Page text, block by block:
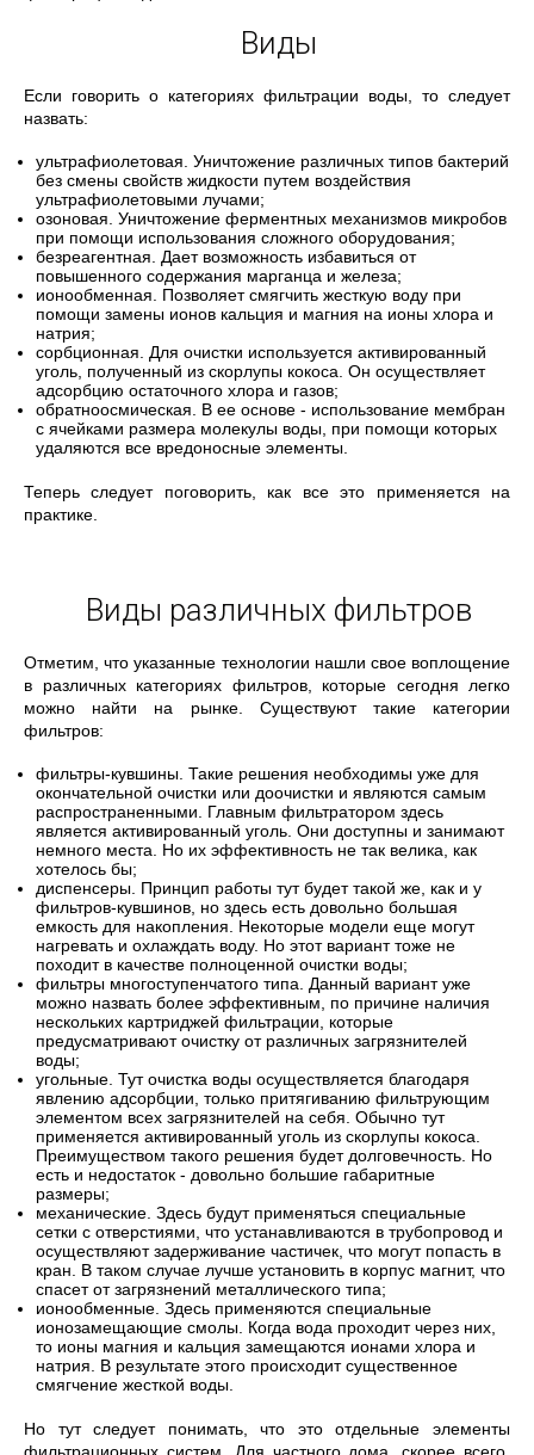
Виды
Если говорить о категориях фильтрации воды, то следует
назвать:
ультрафиолетовая. Уничтожение различных типов бактерий
без смены свойств жидкости путем воздействия
ультрафиолетовыми лучами;
озоновая. Уничтожение ферментных механизмов микробов
при помощи использования сложного оборудования;
безреагентная. Дает возможность избавиться от
повышенного содержания марганца и железа;
ионообменная. Позволяет смягчить жесткую воду при
помощи замены ионов кальция и магния на ионы хлора и
натрия;
сорбционная. Для очистки используется активированный
уголь, полученный из скорлупы кокоса. Он осуществляет
адсорбцию остаточного хлора и газов;
обратноосмическая. В ее основе - использование мембран
с ячейками размера молекулы воды, при помощи которых
удаляются все вредоносные элементы.
Теперь следует поговорить, как все это применяется на
практике.
Виды различных фильтров
Отметим, что указанные технологии нашли свое воплощение
в различных категориях фильтров, которые сегодня легко
можно найти на рынке. Существуют такие категории
фильтров:
фильтры-кувшины. Такие решения необходимы уже для
окончательной очистки или доочистки и являются самым
распространенными. Главным фильтратором здесь
является активированный уголь. Они доступны и занимают
немного места. Но их эффективность не так велика, как
хотелось бы;
диспенсеры. Принцип работы тут будет такой же, как и у
фильтров-кувшинов, но здесь есть довольно большая
емкость для накопления. Некоторые модели еще могут
нагревать и охлаждать воду. Но этот вариант тоже не
походит в качестве полноценной очистки воды;
фильтры многоступенчатого типа. Данный вариант уже
можно назвать более эффективным, по причине наличия
нескольких картриджей фильтрации, которые
предусматривают очистку от различных загрязнителей
воды;
угольные. Тут очистка воды осуществляется благодаря
явлению адсорбции, только притягиванию фильтрующим
элементом всех загрязнителей на себя. Обычно тут
применяется активированный уголь из скорлупы кокоса.
Преимуществом такого решения будет долговечность. Но
есть и недостаток - довольно большие габаритные
размеры;
механические. Здесь будут применяться специальные
сетки с отверстиями, что устанавливаются в трубопровод и
осуществляют задерживание частичек, что могут попасть в
кран. В таком случае лучше установить в корпус магнит, что
спасет от загрязнений металлического типа;
ионообменные. Здесь применяются специальные
ионозамещающие смолы. Когда вода проходит через них,
то ионы магния и кальция замещаются ионами хлора и
натрия. В результате этого происходит существенное
смягчение жесткой воды.
Но тут следует понимать, что это отдельные элементы